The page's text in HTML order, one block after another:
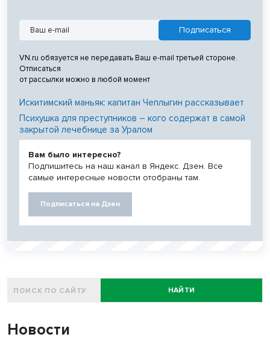
VN.ru обязуется не передавать Ваш e-mail третьей стороне.
Отписаться
от рассылки можно в любой момент
Искитимский маньяк: капитан Чеплыгин рассказывает
Психушка для преступников – кого содержат в самой
закрытой лечебнице за Уралом
Вам было интересно?
Подпишитесь на наш канал в Яндекс. Дзен. Все
самые интересные новости отобраны там.
Подписаться на Дзен
НАЙТИ
Новости